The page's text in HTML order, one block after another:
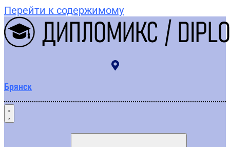
Перейти к содержимому
Брянск